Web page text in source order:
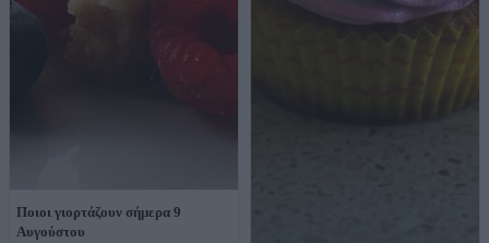
Ποιοι γιορτάζουν σήμερα 9
Αυγούστου